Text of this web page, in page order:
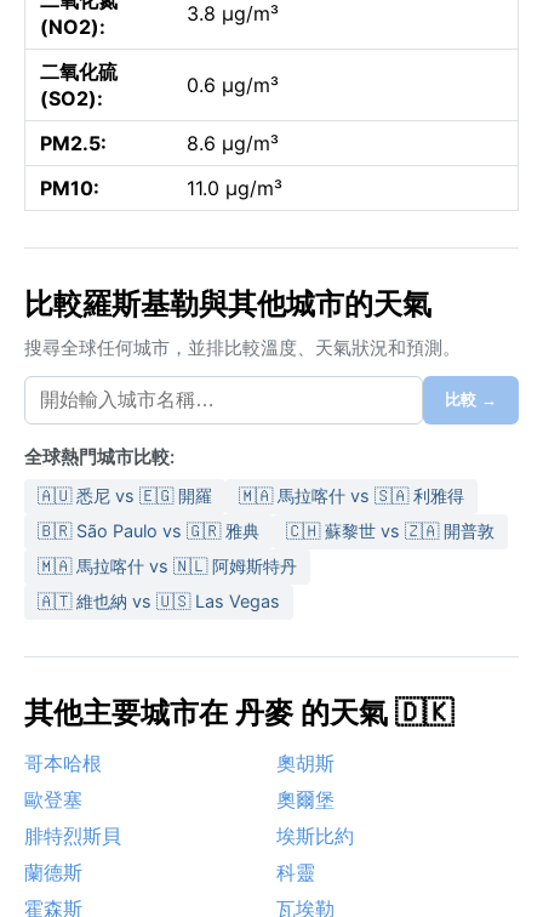
(NO2):
3.8 µg/m³
二氧化硫
(SO2):
0.6 µg/m³
PM2.5:
8.6 µg/m³
PM10:
11.0 µg/m³
比較羅斯基勒與其他城市的天氣
搜尋全球任何城市，並排比較溫度、天氣狀況和預測。
比較 →
全球熱門城市比較:
🇦🇺 悉尼 vs 🇪🇬 開羅
🇲🇦 馬拉喀什 vs 🇸🇦 利雅得
🇧🇷 São Paulo vs 🇬🇷 雅典
🇨🇭 蘇黎世 vs 🇿🇦 開普敦
🇲🇦 馬拉喀什 vs 🇳🇱 阿姆斯特丹
🇦🇹 維也納 vs 🇺🇸 Las Vegas
其他主要城市在 丹麥 的天氣 🇩🇰
哥本哈根
奧胡斯
歐登塞
奧爾堡
腓特烈斯貝
埃斯比約
蘭德斯
科靈
霍森斯
瓦埃勒